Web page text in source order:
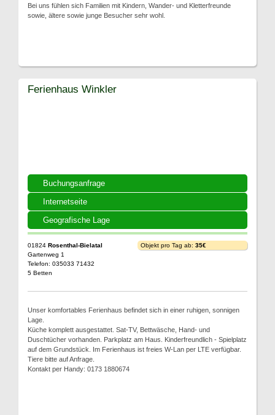
Bei uns fühlen sich Familien mit Kindern, Wander- und Kletterfreunde
sowie, ältere sowie junge Besucher sehr wohl.
Buchungsanfrage
Internetseite
Geografische Lage
Ferienhaus Winkler
01824 Rosenthal-Bielatal
Gartenweg 1
Telefon: 035033 71432
5 Betten
Objekt pro Tag ab: 35€
Unser komfortables Ferienhaus befindet sich in einer ruhigen, sonnigen
Lage.
Küche komplett ausgestattet. Sat-TV, Bettwäsche, Hand- und
Duschtücher vorhanden. Parkplatz am Haus. Kinderfreundlich - Spielplatz
auf dem Grundstück. Im Ferienhaus ist freies W-Lan per LTE verfügbar.
Tiere bitte auf Anfrage.
Kontakt per Handy: 0173 1880674